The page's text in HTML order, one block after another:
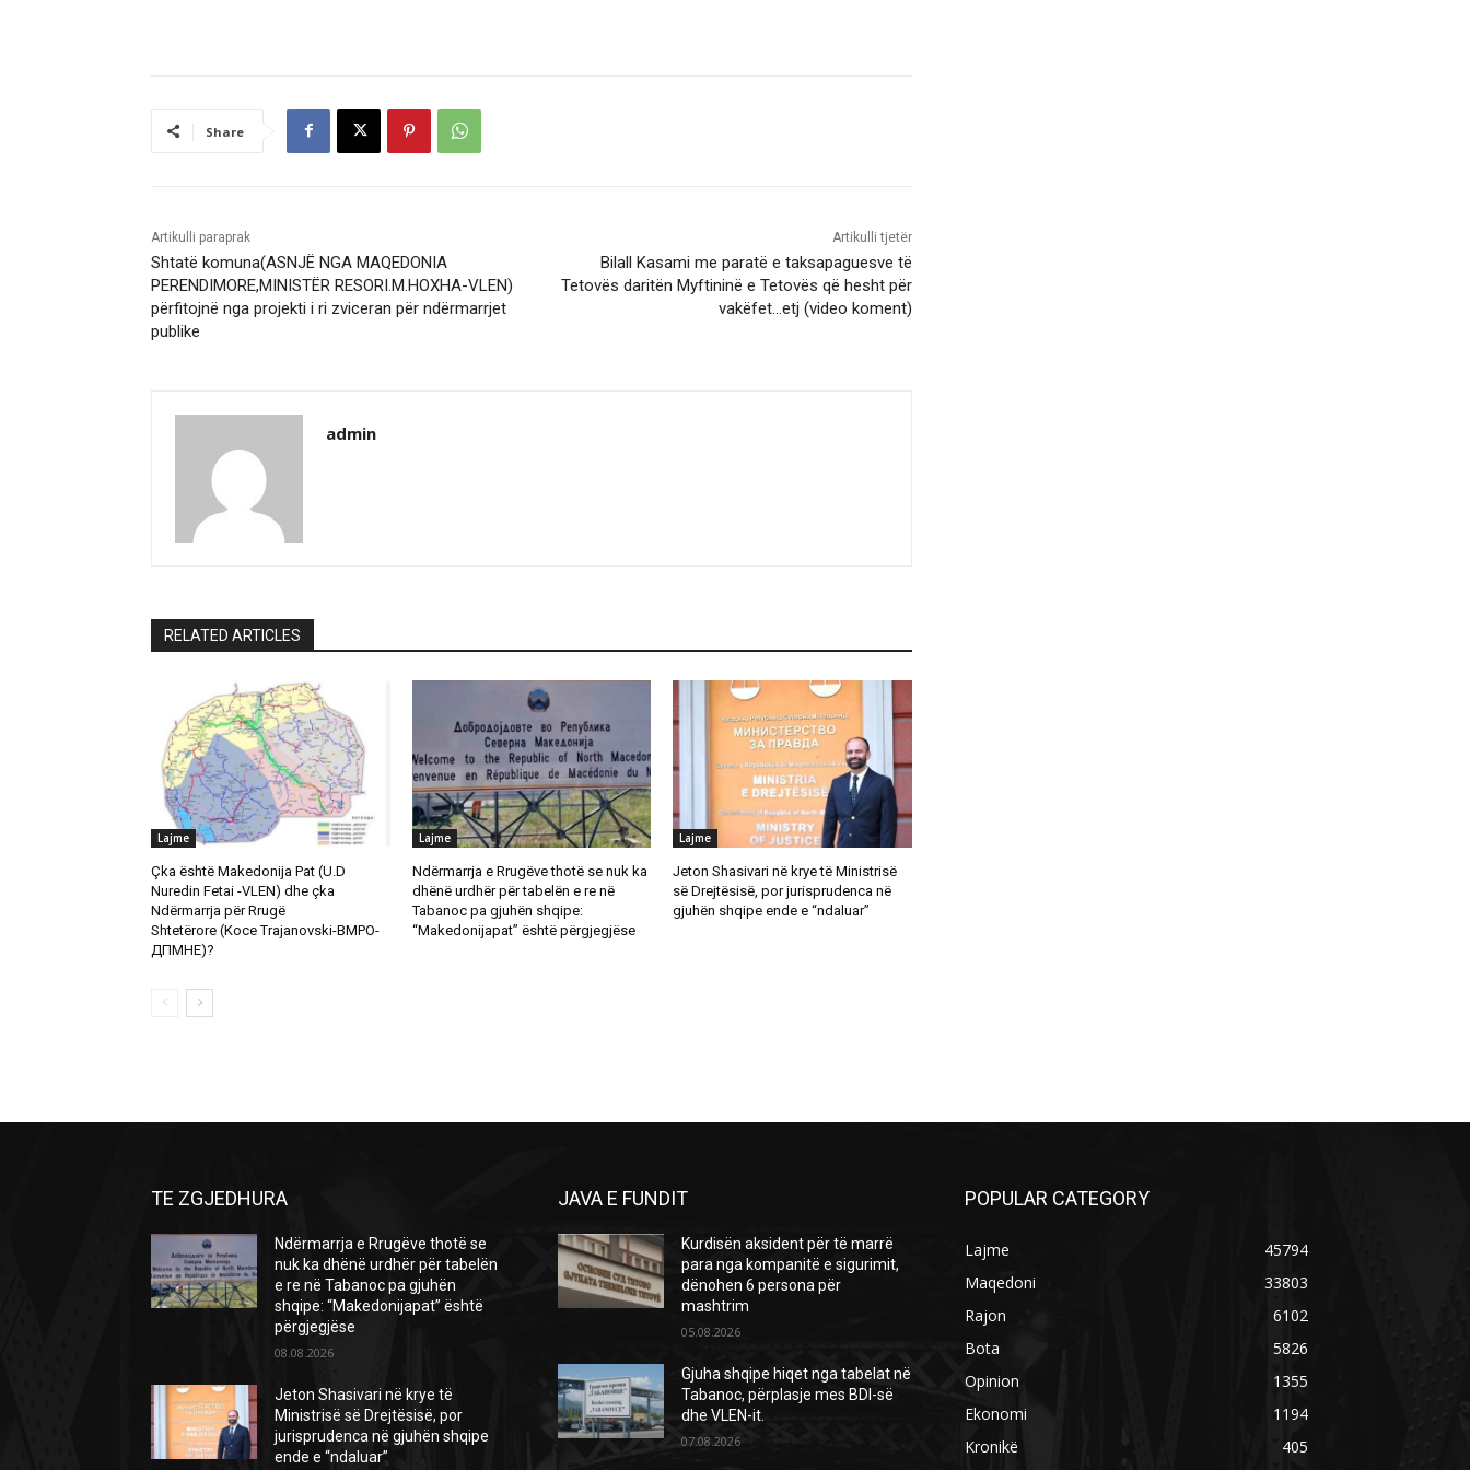
Share
Artikulli paraprak
Shtatë komuna(ASNJË NGA MAQEDONIA
PERENDIMORE,MINISTËR RESORI.M.HOXHA-VLEN)
përfitojnë nga projekti i ri zviceran për ndërmarrjet
publike
Artikulli tjetër
Bilall Kasami me paratë e taksapaguesve të
Tetovës daritën Myftininë e Tetovës që hesht për
vakëfet…etj (video koment)
admin
RELATED ARTICLES
Lajme
Çka është Makedonija Pat (U.D
Nuredin Fetai -VLEN) dhe çka
Ndërmarrja për Rrugë
Shtetërore (Koce Trajanovski-ВМРО-
ДПМНЕ)?
Lajme
Ndërmarrja e Rrugëve thotë se nuk ka
dhënë urdhër për tabelën e re në
Tabanoc pa gjuhën shqipe:
“Makedonijapat” është përgjegjëse
Lajme
Jeton Shasivari në krye të Ministrisë
së Drejtësisë, por jurisprudenca në
gjuhën shqipe ende e “ndaluar”
TE ZGJEDHURA
Ndërmarrja e Rrugëve thotë se
nuk ka dhënë urdhër për tabelën
e re në Tabanoc pa gjuhën
shqipe: “Makedonijapat” është
përgjegjëse
08.08.2026
Jeton Shasivari në krye të
Ministrisë së Drejtësisë, por
jurisprudenca në gjuhën shqipe
ende e “ndaluar”
JAVA E FUNDIT
Kurdisën aksident për të marrë
para nga kompanitë e sigurimit,
dënohen 6 persona për
mashtrim
05.08.2026
Gjuha shqipe hiqet nga tabelat në
Tabanoc, përplasje mes BDI-së
dhe VLEN-it.
07.08.2026
POPULAR CATEGORY
Lajme
45794
Maqedoni
33803
Rajon
6102
Bota
5826
Opinion
1355
Ekonomi
1194
Kronikë
405